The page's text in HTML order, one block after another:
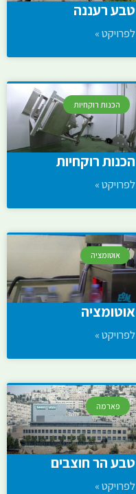
טבע רעננה
לפרויקט »
הכנות רוקחיות
הכנות רוקחיות
לפרויקט »
אוטומציה
אוטומציה
לפרויקט »
פארמה
טבע הר חוצבים
לפרויקט »